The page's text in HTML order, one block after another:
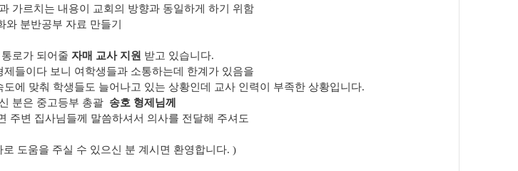
가르치는 내용이 교회의 방향과 동일하게 하기 위함
분반공부 자료 만들기
로가 되어줄 자매 교사 지원 받고 있습니다.
들이다 보니 여학생들과 소통하는데 한계가 있음을
에 맞춰 학생들도 늘어나고 있는 상황인데 교사 인력이 부족한 상황입니다.
분은 중고등부 총괄 송호 형제님께
주변 집사님들께 말씀하셔서 의사를 전달해 주셔도
도움을 주실 수 있으신 분 계시면 환영합니다. )